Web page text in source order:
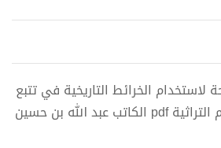
لاستخدام الخرائط التاريخية في تتبع
وتسجيل مواقع المعالم التراثية pdf الكاتب عبد الله بن حسين